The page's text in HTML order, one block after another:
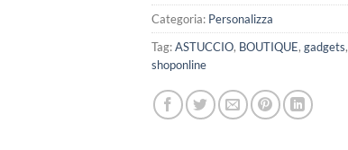
Categoria: Personalizza
Tag:ASTUCCIO, BOUTIQUE,gadgets,
shoponline